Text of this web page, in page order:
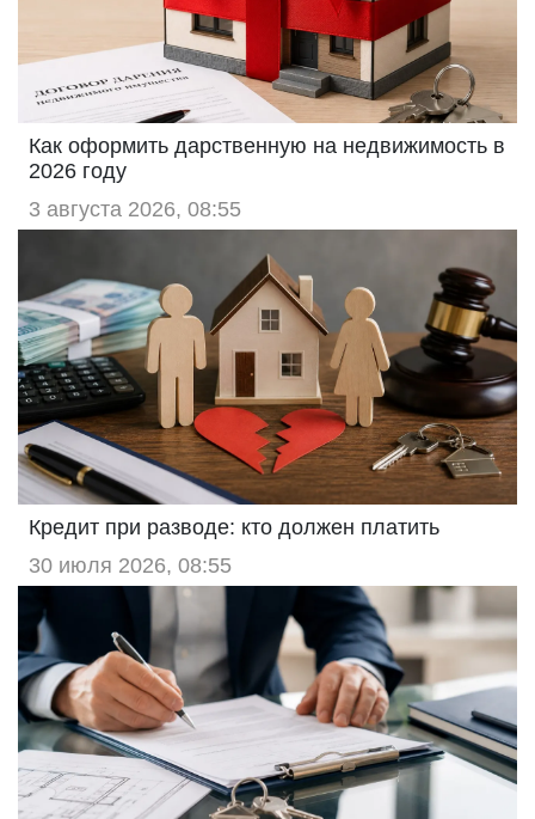
Как оформить дарственную на недвижимость в
2026 году
3 августа 2026, 08:55
Кредит при разводе: кто должен платить
30 июля 2026, 08:55